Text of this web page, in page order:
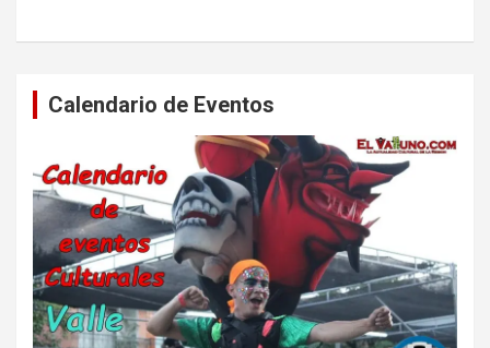
Calendario de Eventos